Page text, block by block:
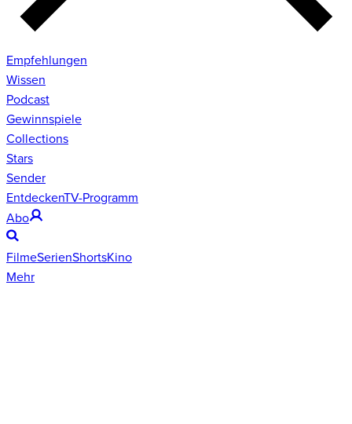
Empfehlungen
Wissen
Podcast
Gewinnspiele
Collections
Stars
Sender
EntdeckenTV-Programm
Abo
FilmeSerienShortsKino
Mehr